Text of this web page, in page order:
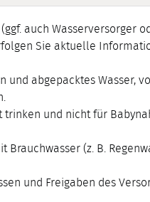
auch Wasserversorger
Sie aktuelle
und abgepacktes Wasser,
trinken und nicht für
(z. B.
und Freigaben des